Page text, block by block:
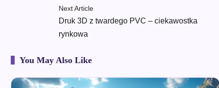
Next Article
Druk 3D z twardego PVC – ciekawostka
rynkowa
You May Also Like